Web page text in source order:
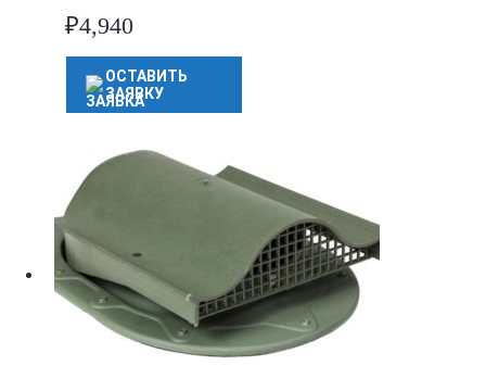
₽4,940
ОСТАВИТЬ
ЗАЯВКУ